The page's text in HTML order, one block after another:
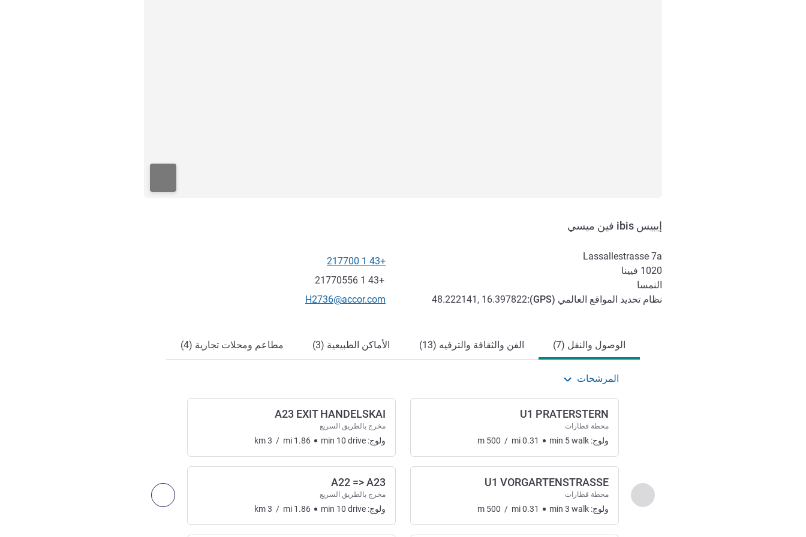
إيبيس ibis فين ميسي
Lassallestrasse 7a
1020 فيينا
النمسا
نظام تحديد المواقع العالمي (GPS
):
48.222141, 16.397822
الهاتف
+43 1 217700
فاكس
+43 1 21770556
تواصل معنا عبر البريد الإلكتروني
H2736@accor.com
الوصول والنقل (7) الفن والثقافة والترفيه (13) الأماكن الطبيعية (3) مطاعم ومحلات تجارية (4)
المرشحات
السابق - الوصول والنقل التالي - الوصول والنقل
U1 PRATERSTERN
محطة قطارات
ولوج: m 500 / mi0.31 min 5walk
U1 VORGARTENSTRASSE
محطة قطارات
ولوج: m 500 / mi0.31 min 3 walk
A23 EXIT HANDELSKAI
مخرج بالطريق السريع
ولوج: km3 / mi 1.86 min 10 drive
A22 => A23
مخرج بالطريق السريع
ولوج: km3 / mi 1.86 min 10 drive